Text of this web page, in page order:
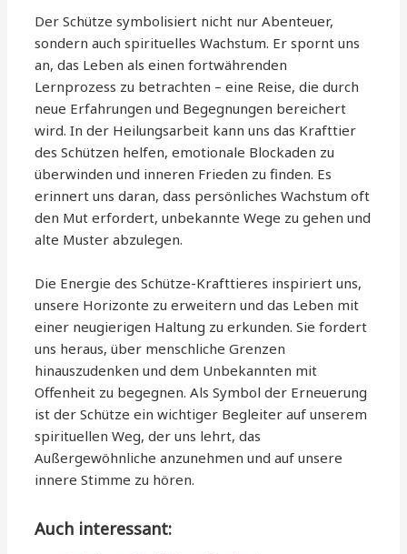
Der Schütze symbolisiert nicht nur Abenteuer,
sondern auch spirituelles Wachstum. Er spornt uns
an, das Leben als einen fortwährenden
Lernprozess zu betrachten – eine Reise, die durch
neue Erfahrungen und Begegnungen bereichert
wird. In der Heilungsarbeit kann uns das Krafttier
des Schützen helfen, emotionale Blockaden zu
überwinden und inneren Frieden zu finden. Es
erinnert uns daran, dass persönliches Wachstum oft
den Mut erfordert, unbekannte Wege zu gehen und
alte Muster abzulegen.
Die Energie des Schütze-Krafttieres inspiriert uns,
unsere Horizonte zu erweitern und das Leben mit
einer neugierigen Haltung zu erkunden. Sie fordert
uns heraus, über menschliche Grenzen
hinauszudenken und dem Unbekannten mit
Offenheit zu begegnen. Als Symbol der Erneuerung
ist der Schütze ein wichtiger Begleiter auf unserem
spirituellen Weg, der uns lehrt, das
Außergewöhnliche anzunehmen und auf unsere
innere Stimme zu hören.
Auch interessant: